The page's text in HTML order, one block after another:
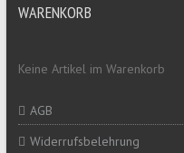
WARENKORB
Keine Artikel im Warenkorb
AGB
Widerrufsbelehrung